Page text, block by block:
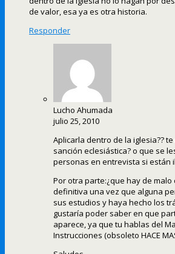
de valor, esa ya es otra historia.
Responder
Lucho Ahumada
julio 25, 2010
Aplicarla dentro de la iglesia??
sanción eclesiástica? o que se
personas en entrevista si están
Por otra parte:¿que hay de
definitiva una vez que alguna
sus estudios y haya hecho los
gustaría poder saber en que
aparece, ya que tu hablas del
Instrucciones (obsoleto HACE